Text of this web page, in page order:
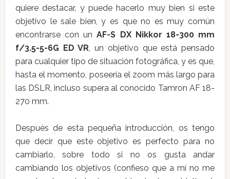
quiere destacar, y puede hacerlo muy bien si este
objetivo le sale bien, y es que no es muy común
encontrarse con unAF-S DX Nikkor 18-300 mm
f/3.5-5-6G ED VR, un objetivo que está pensado
para cualquier tipo de situación fotográfica, y es que,
hasta el momento, poseería el zoom más largo para
las DSLR, incluso supera al conocido Tamron AF 18-
270 mm.
Después de esta pequeña introducción, os tengo
que decir que este objetivo es perfecto para no
cambiarlo, sobre todo si no os gusta andar
cambiando los objetivos (confieso que a mí no me